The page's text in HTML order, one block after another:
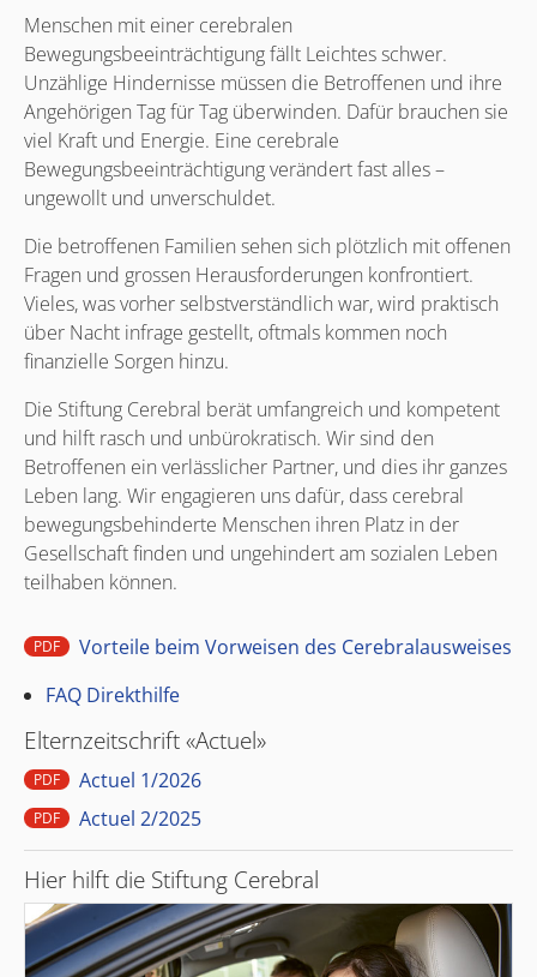
Menschen mit einer cerebralen
Bewegungsbeeinträchtigung fällt Leichtes schwer.
Unzählige Hindernisse müssen die Betroffenen und ihre
Angehörigen Tag für Tag überwinden. Dafür brauchen sie
viel Kraft und Energie. Eine cerebrale
Bewegungsbeeinträchtigung verändert fast alles –
ungewollt und unverschuldet.
Die betroffenen Familien sehen sich plötzlich mit offenen
Fragen und grossen Herausforderungen konfrontiert.
Vieles, was vorher selbstverständlich war, wird praktisch
über Nacht infrage gestellt, oftmals kommen noch
finanzielle Sorgen hinzu.
Die Stiftung Cerebral berät umfangreich und kompetent
und hilft rasch und unbürokratisch. Wir sind den
Betroffenen ein verlässlicher Partner, und dies ihr ganzes
Leben lang. Wir engagieren uns dafür, dass cerebral
bewegungsbehinderte Menschen ihren Platz in der
Gesellschaft finden und ungehindert am sozialen Leben
teilhaben können.
PDF
Vorteile beim Vorweisen des Cerebralausweises
FAQ Direkthilfe
Elternzeitschrift «Actuel»
PDF Actuel 1/2026
PDF Actuel 2/2025
Hier hilft die Stiftung Cerebral